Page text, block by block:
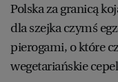
Polska za granicą
dla szejka czymś
pierogami, o które
wegetariańskie